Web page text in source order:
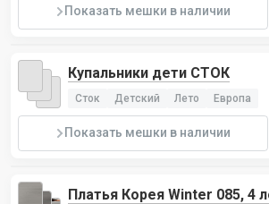
Показать мешки в наличии
Купальники дети СТОК
Сток Детский Лето Европа
Показать мешки в наличии
Платья Корея Winter 085, 4